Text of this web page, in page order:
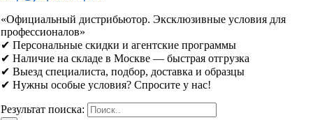
«Официальный дистрибьютор. Эксклюзивные условия для
профессионалов»
✔ Персональные скидки и агентские программы
✔ Наличие на складе в Москве — быстрая отгрузка
✔ Выезд специалиста, подбор, доставка и образцы
✔ Нужны особые условия? Спросите у нас!
Результат поиска: